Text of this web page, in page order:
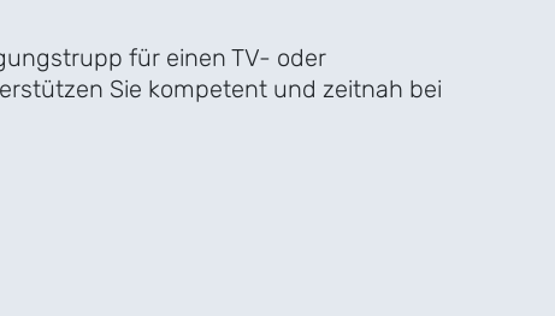
für einen TV- oder
Sie kompetent und zeitnah bei